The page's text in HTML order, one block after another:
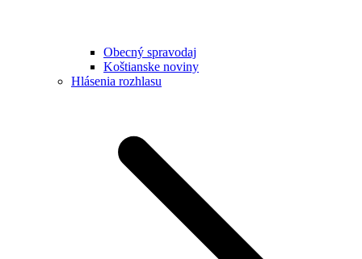
Obecný spravodaj
Koštianske noviny
Hlásenia rozhlasu